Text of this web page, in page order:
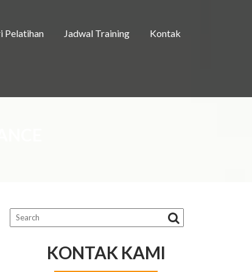
Pelatihan Jadwal Training Kontak
KONTAK KAMI